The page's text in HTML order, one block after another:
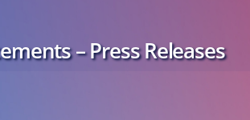
– Press Releases